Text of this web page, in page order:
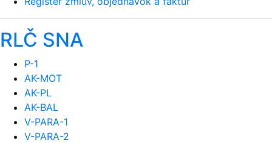
RLČ SNA
P-1
AK-MOT
AK-PL
AK-BAL
V-PARA-1
V-PARA-2